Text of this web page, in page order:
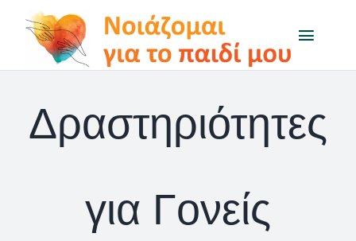
Μετάβαση
περιεχόμενο
Toggle
Μαθαίνω για…
Δραστηριότητες
για Γονείς